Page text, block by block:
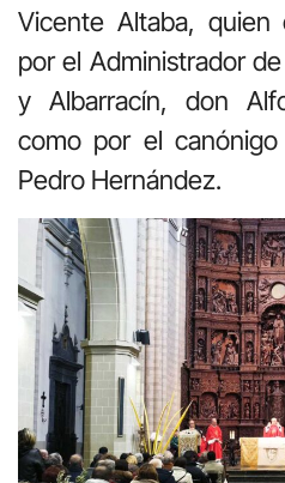
Vicente Altaba, quien
por el Administrador
y Albarracín, don
como por el
Pedro Hernández.